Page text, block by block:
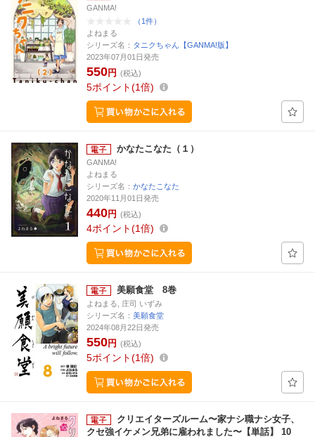
GANMA!
（1件）
よねまる
シリーズ名： タニクちゃん【GANMA!版】
2023年07月01日発売
550円 (税込)
5ポイント 1倍
かなたこなた（１）
GANMA!
よねまる
シリーズ名： かなたこなた
2020年11月01日発売
440円 (税込)
4ポイント 1倍
美願食堂 8巻
よねまる, 庄司 いずみ
シリーズ名： 美願食堂
2024年08月22日発売
550円 (税込)
5ポイント 1倍
クリエイターズルーム〜家ナシ職ナシ女子、
クセ強イケメン兄弟に雇われました〜【単話】 10